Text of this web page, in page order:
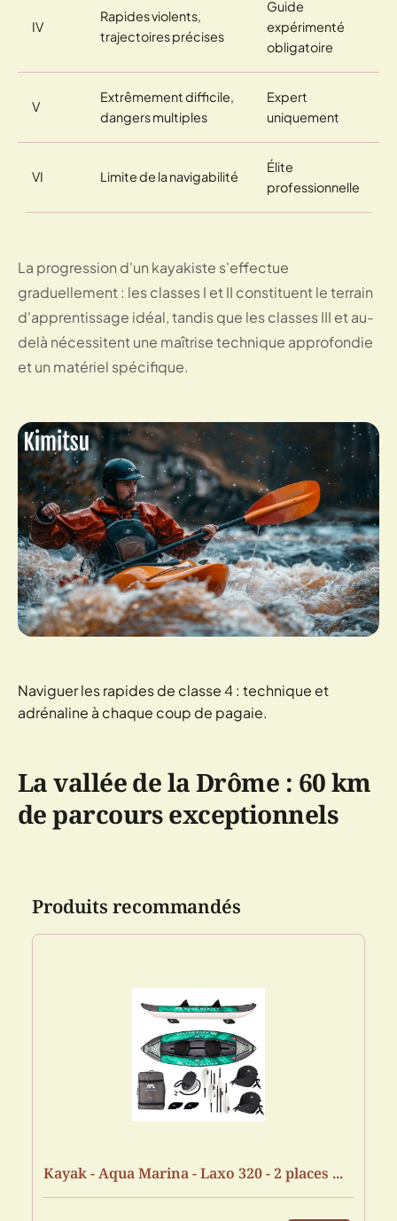
IV
Rapides violents,
trajectoires précises
Guide
expérimenté
obligatoire
V
Extrêmement difficile,
dangers multiples
Expert
uniquement
VI Limite de la navigabilité
Élite
professionnelle
La progression d'un kayakiste s'effectue
graduellement : les classes I et II constituent le terrain
d'apprentissage idéal, tandis que les classes III et au-
delà nécessitent une maîtrise technique approfondie
et un matériel spécifique.
Naviguer les rapides de classe 4 : technique et
adrénaline à chaque coup de pagaie.
La vallée de la Drôme : 60 km
de parcours exceptionnels
Produits recommandés
Kayak - Aqua Marina - Laxo 320 - 2 places ...